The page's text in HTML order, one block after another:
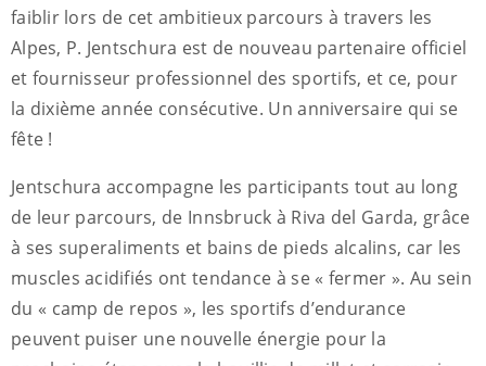
faiblir lors de cet ambitieux parcours à travers les
Alpes, P. Jentschura est de nouveau partenaire officiel
et fournisseur professionnel des sportifs, et ce, pour
la dixième année consécutive. Un anniversaire qui se
fête !
Jentschura accompagne les participants tout au long
de leur parcours, de Innsbruck à Riva del Garda, grâce
à ses superaliments et bains de pieds alcalins, car les
muscles acidifiés ont tendance à se « fermer ». Au sein
du « camp de repos », les sportifs d’endurance
peuvent puiser une nouvelle énergie pour la